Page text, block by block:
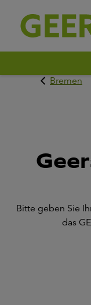
Bremen
Bitte geben Sie
das